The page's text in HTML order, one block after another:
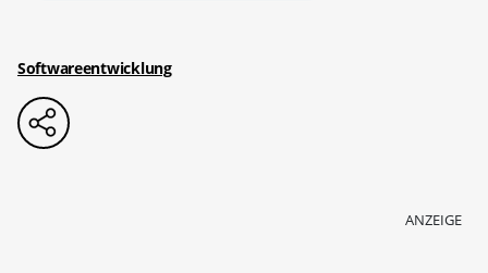
Softwareentwicklung
ANZEIGE